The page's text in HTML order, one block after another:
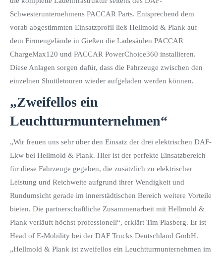
Schwesterunternehmens PACCAR Parts. Entsprechend dem
vorab abgestimmten Einsatzprofil ließ Hellmold & Plank auf
dem Firmengelände in Gießen die Ladesäulen PACCAR
ChargeMax120 und PACCAR PowerChoice360 installieren.
Diese Anlagen sorgen dafür, dass die Fahrzeuge zwischen den
einzelnen Shuttletouren wieder aufgeladen werden können.
„Zweifellos ein
Leuchtturmunternehmen“
„Wir freuen uns sehr über den Einsatz der drei elektrischen DAF-
Lkw bei Hellmold & Plank. Hier ist der perfekte Einsatzbereich
für diese Fahrzeuge gegeben, die zusätzlich zu elektrischer
Leistung und Reichweite aufgrund ihrer Wendigkeit und
Rundumsicht gerade im innerstädtischen Bereich weitere Vorteile
bieten. Die partnerschaftliche Zusammenarbeit mit Hellmold &
Plank verläuft höchst professionell“, erklärt Tim Plasberg. Er ist
Head of E-Mobility bei der DAF Trucks Deutschland GmbH.
„Hellmold & Plank ist zweifellos ein Leuchtturmunternehmen im